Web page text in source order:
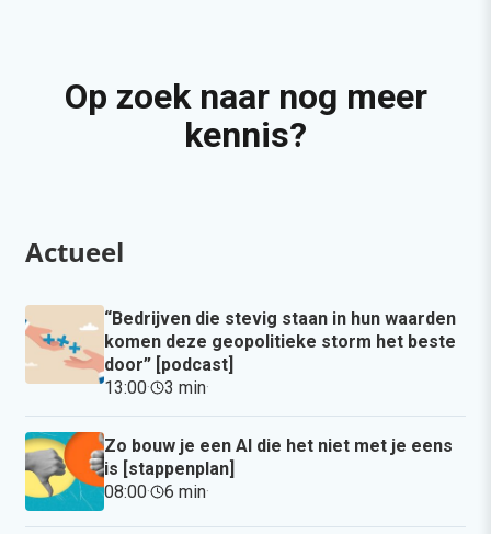
Op zoek naar nog meer
kennis?
Actueel
“Bedrijven die stevig staan in hun waarden
komen deze geopolitieke storm het beste
door” [podcast]
13:00· 3 min·
Zo bouw je een AI die het niet met je eens
is [stappenplan]
08:00· 6 min·